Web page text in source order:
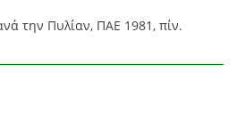
την Πυλίαν, ΠΑΕ 1981, πίν.